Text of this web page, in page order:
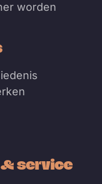
worden
service